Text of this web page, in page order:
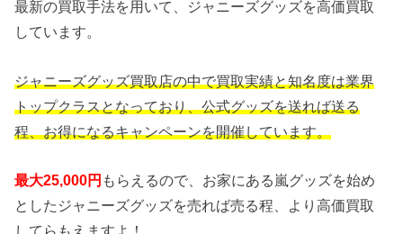
最新の買取手法を用いて、ジャニーズグッズを高価買取
しています。
ジャニーズグッズ買取店の中で買取実績と知名度は業界
トップクラスとなっており、公式グッズを送れば送る
程、お得になるキャンペーンを開催しています。
最大25,000円 もらえるので、お家にある嵐グッズを始め
としたジャニーズグッズを売れば売る程、より高価買取
してらもえますよ！